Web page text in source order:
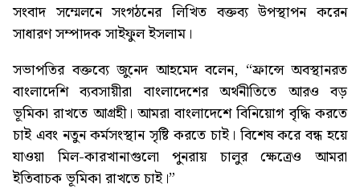
সংবাদ সম্মেলনে সংগঠনের লিখিত বক্তব্য উপস্থাপন করেন
সাধারণ সম্পাদক সাইফুল ইসলাম।
সভাপতির বক্তব্যে জুনেদ আহমেদ বলেন, “ফ্রান্সে অবস্থানরত
বাংলাদেশি ব্যবসায়ীরা বাংলাদেশের অর্থনীতিতে আরও বড়
ভূমিকা রাখতে আগ্রহী। আমরা বাংলাদেশে বিনিয়োগ বৃদ্ধি করতে
চাই এবং নতুন কর্মসংস্থান সৃষ্টি করতে চাই। বিশেষ করে বন্ধ হয়ে
যাওয়া মিল-কারখানাগুলো পুনরায় চালুর ক্ষেত্রেও আমরা
ইতিবাচক ভূমিকা রাখতে চাই।”